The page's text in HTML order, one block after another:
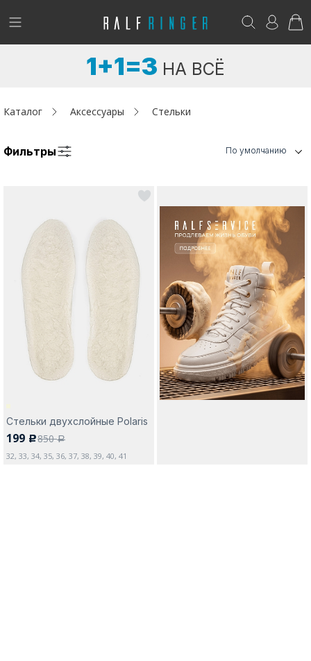
!
Женщинам
Аутлет
Акции / Новости
Адреса магазинов
Да, все верно
Возникли вопросы? - club@ralf.ru
1+1=3 НА ВСЁ
Каталог Аксессуары Стельки
Фильтры По умолчанию
Стельки двухслойные Polaris
199 c850a
32, 33, 34, 35, 36, 37, 38, 39, 40, 41